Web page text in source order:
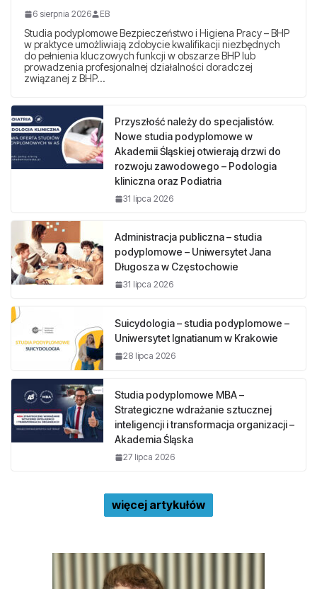
6 sierpnia 2026 EB
Studia podyplomowe Bezpieczeństwo i Higiena Pracy – BHP
w praktyce umożliwiają zdobycie kwalifikacji niezbędnych
do pełnienia kluczowych funkcji w obszarze BHP lub
prowadzenia profesjonalnej działalności doradczej
związanej z BHP…
Przyszłość należy do specjalistów.
Nowe studia podyplomowe w
Akademii Śląskiej otwierają drzwi do
rozwoju zawodowego – Podologia
kliniczna oraz Podiatria
31 lipca 2026
Administracja publiczna – studia
podyplomowe – Uniwersytet Jana
Długosza w Częstochowie
31 lipca 2026
Suicydologia – studia podyplomowe –
Uniwersytet Ignatianum w Krakowie
28 lipca 2026
Studia podyplomowe MBA –
Strategiczne wdrażanie sztucznej
inteligencji i transformacja organizacji –
Akademia Śląska
27 lipca 2026
więcej artykułów